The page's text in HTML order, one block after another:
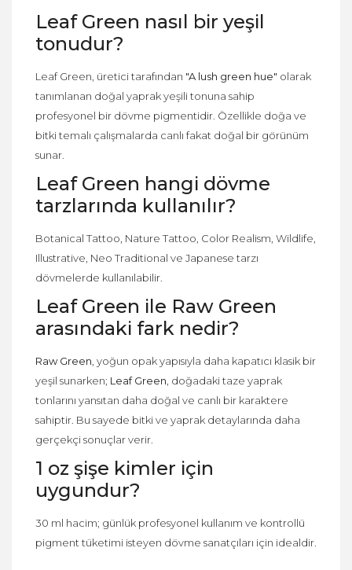
Leaf Green nasıl bir yeşil
tonudur?
Leaf Green, üretici tarafından "A lush green hue" olarak
tanımlanan doğal yaprak yeşili tonuna sahip
profesyonel bir dövme pigmentidir. Özellikle doğa ve
bitki temalı çalışmalarda canlı fakat doğal bir görünüm
sunar.
Leaf Green hangi dövme
tarzlarında kullanılır?
Botanical Tattoo, Nature Tattoo, Color Realism, Wildlife,
Illustrative, Neo Traditional ve Japanese tarzı
dövmelerde kullanılabilir.
Leaf Green ile Raw Green
arasındaki fark nedir?
Raw Green , yoğun opak yapısıyla daha kapatıcı klasik bir
yeşil sunarken; Leaf Green , doğadaki taze yaprak
tonlarını yansıtan daha doğal ve canlı bir karaktere
sahiptir. Bu sayede bitki ve yaprak detaylarında daha
gerçekçi sonuçlar verir.
1 oz şişe kimler için
uygundur?
30 ml hacim; günlük profesyonel kullanım ve kontrollü
pigment tüketimi isteyen dövme sanatçıları için idealdir.